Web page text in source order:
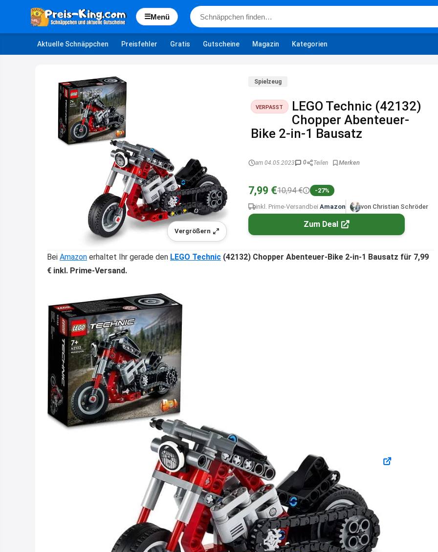
☰Menü
Aktuelle Schnäppchen Preisfehler Gratis Gutscheine Magazin Kategorien
Vergrößern
Spielzeug
VERPASST
LEGO Technic (42132)
Chopper Abenteuer-
Bike 2-in-1 Bausatz
am 04.05.2023 0 Teilen
7,99 €10,94 € -27%
inkl. Prime-Versand bei Amazon von Christian Schröder
Zum Deal
Bei Amazon erhaltet Ihr gerade den LEGO Technic (42132) Chopper Abenteuer-Bike 2-in-1 Bausatz für 7,99
€ inkl. Prime-Versand.